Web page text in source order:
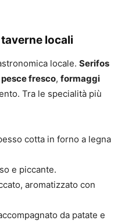
locali
locale. Serifos
pesce fresco, formaggi
Tra le specialità più
cotta in forno a legna
e piccante.
aromatizzato con
da patate e